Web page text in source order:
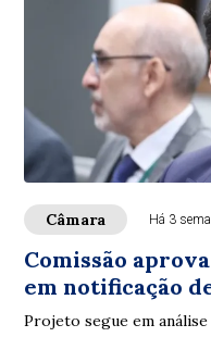
Câmara Há 3
Comissão
em notificação
Projeto segue em